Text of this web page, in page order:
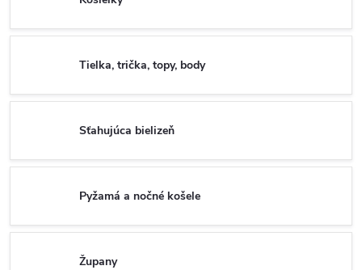
Tielka, trička, topy, body
Sťahujúca bielizeň
Pyžamá a nočné košele
Župany